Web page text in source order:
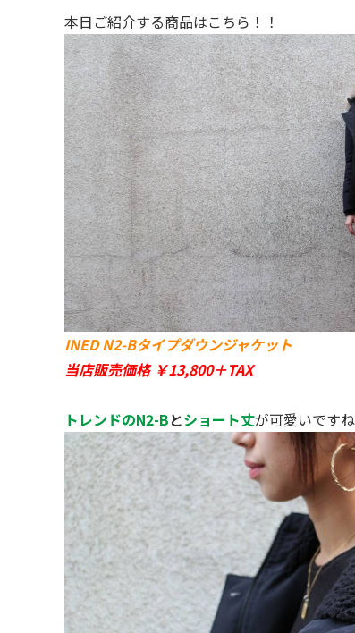
本日ご紹介する商品はこちら！！
INED N2-Bタイプダウンジャケット
当店販売価格 ￥13,800＋TAX
トレンドのN2-Bとショート丈が可愛いですね